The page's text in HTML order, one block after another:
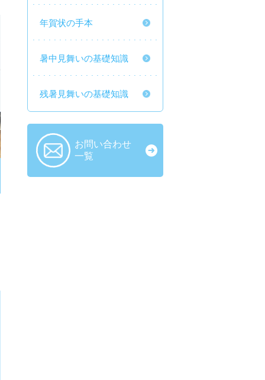
年賀状の手本
暑中見舞いの基礎知識
残暑見舞いの基礎知識
お問い合わせ
一覧